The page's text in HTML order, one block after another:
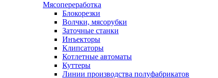
Мясопереработка
Блокорезки
Волчки, мясорубки
Заточные станки
Инъекторы
Клипсаторы
Котлетные автоматы
Куттеры
Линии производства полуфабрикатов